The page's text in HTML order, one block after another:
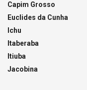
Capim Grosso
Euclides da Cunha
Ichu
Itaberaba
Itiuba
Jacobina